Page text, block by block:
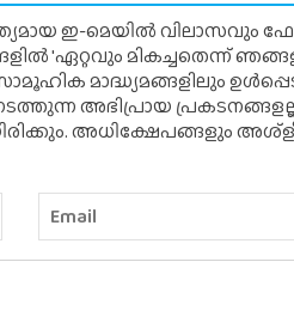
ഇ-മെയിൽ വിലാസവും
'ഏറ്റവും മികച്ചതെന്ന്
മാദ്ധ്യമങ്ങളിലും
അഭിപ്രായ
അധിക്ഷേപങ്ങളും